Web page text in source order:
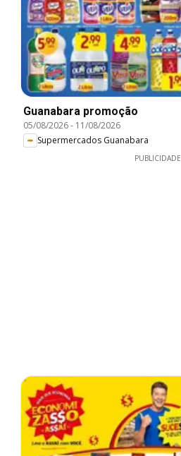
Guanabara promoção
05/08/2026- 11/08/2026
Supermercados Guanabara
PUBLICIDADE